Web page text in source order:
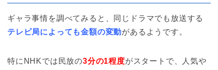
ギャラ事情を調べてみると、同じドラマでも放送する
テレビ局によっても金額の変動があるようです。
特にNHKでは民放の3分の1程度がスタートで、人気や